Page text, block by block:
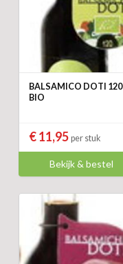
BALSAMICO DOTI 120
BIO
€ 11,95 per stuk
Bekijk & bestel